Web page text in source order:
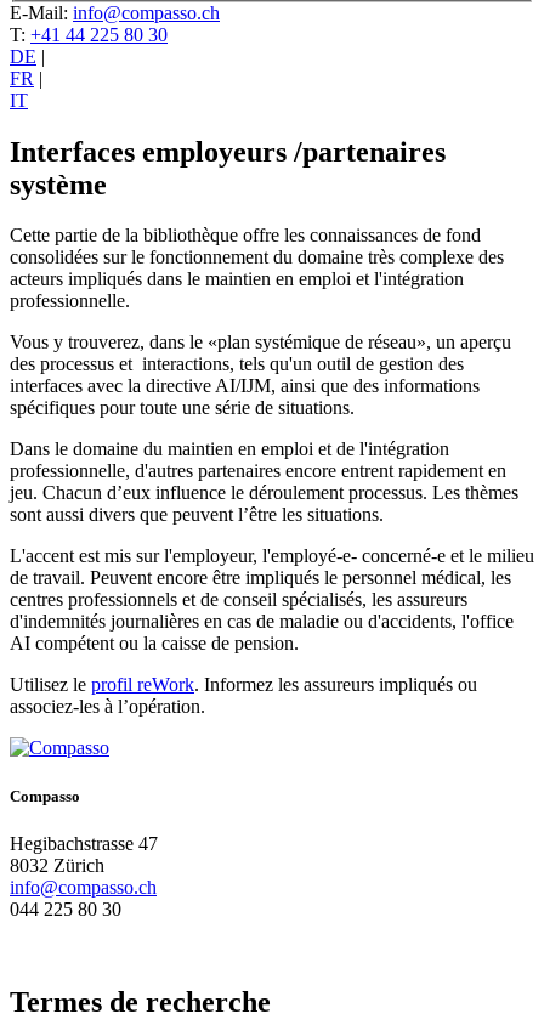
E-Mail: info@compasso.ch
T: +41 44 225 80 30
DE |
FR |
IT
Interfaces employeurs /partenaires
système
Cette partie de la bibliothèque offre les connaissances de fond
consolidées sur le fonctionnement du domaine très complexe des
acteurs impliqués dans le maintien en emploi et l'intégration
professionnelle.
Vous y trouverez, dans le «plan systémique de réseau», un aperçu
des processus et interactions, tels qu'un outil de gestion des
interfaces avec la directive AI/IJM, ainsi que des informations
spécifiques pour toute une série de situations.
Dans le domaine du maintien en emploi et de l'intégration
professionnelle, d'autres partenaires encore entrent rapidement en
jeu. Chacun d’eux influence le déroulement processus. Les thèmes
sont aussi divers que peuvent l’être les situations.
L'accent est mis sur l'employeur, l'employé-e- concerné-e et le milieu
de travail. Peuvent encore être impliqués le personnel médical, les
centres professionnels et de conseil spécialisés, les assureurs
d'indemnités journalières en cas de maladie ou d'accidents, l'office
AI compétent ou la caisse de pension.
Utilisez le profil reWork. Informez les assureurs impliqués ou
associez-les à l’opération.
Compasso
Hegibachstrasse 47
8032 Zürich
info@compasso.ch
044 225 80 30
Termes de recherche